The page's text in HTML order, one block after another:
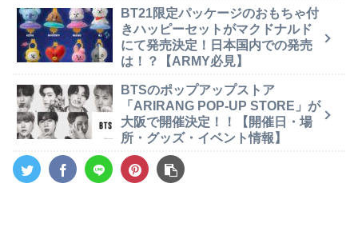
BT21限定パッケージのおもちゃ付
きハッピーセットがマクドナルド
にて発売決定！日本国内での発売
は！？【ARMY必見】
BTSのポップアップストア
「ARIRANG POP-UP STORE」が
大阪で開催決定！！【開催日・場
所・グッズ・イベント情報】